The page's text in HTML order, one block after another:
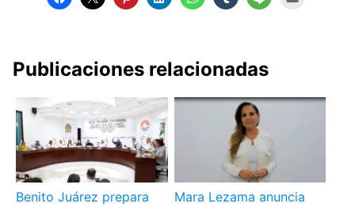
Publicaciones relacionadas
Benito Juárez prepara
Mara Lezama anuncia